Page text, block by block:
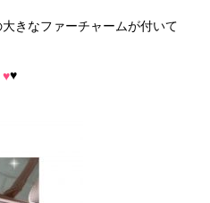
きなファーチャームが付いて
♥♥